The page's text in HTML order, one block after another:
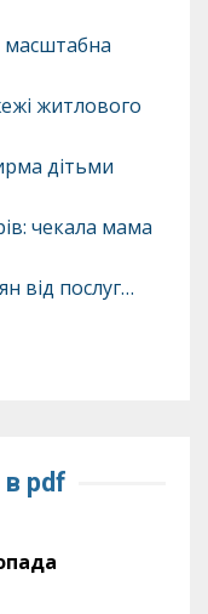
масштабна
житлового
дітьми
чекала мама
від послуг…
pdf